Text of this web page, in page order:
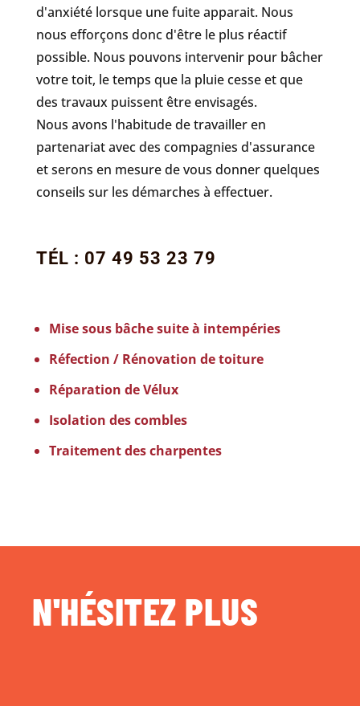
d'anxiété lorsque une fuite apparait. Nous
nous efforçons donc d'être le plus réactif
possible. Nous pouvons intervenir pour bâcher
votre toit, le temps que la pluie cesse et que
des travaux puissent être envisagés.
Nous avons l'habitude de travailler en
partenariat avec des compagnies d'assurance
et serons en mesure de vous donner quelques
conseils sur les démarches à effectuer.
TÉL : 07 49 53 23 79
Mise sous bâche suite à intempéries
Réfection / Rénovation de toiture
Réparation de Vélux
Isolation des combles
Traitement des charpentes
N'HÉSITEZ PLUS